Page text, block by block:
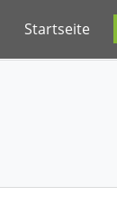
Startseite